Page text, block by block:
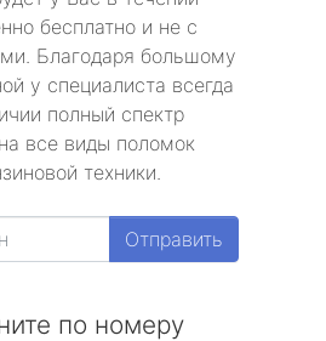
бесплатно и не с
Благодаря большому
у специалиста всегда
полный спектр
все виды поломок
техники.
Отправить
по номеру